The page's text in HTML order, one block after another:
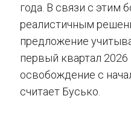
года. В связи с этим
реалистичным
предложение
первый квартал 2026
освобождение с
считает Бусько.